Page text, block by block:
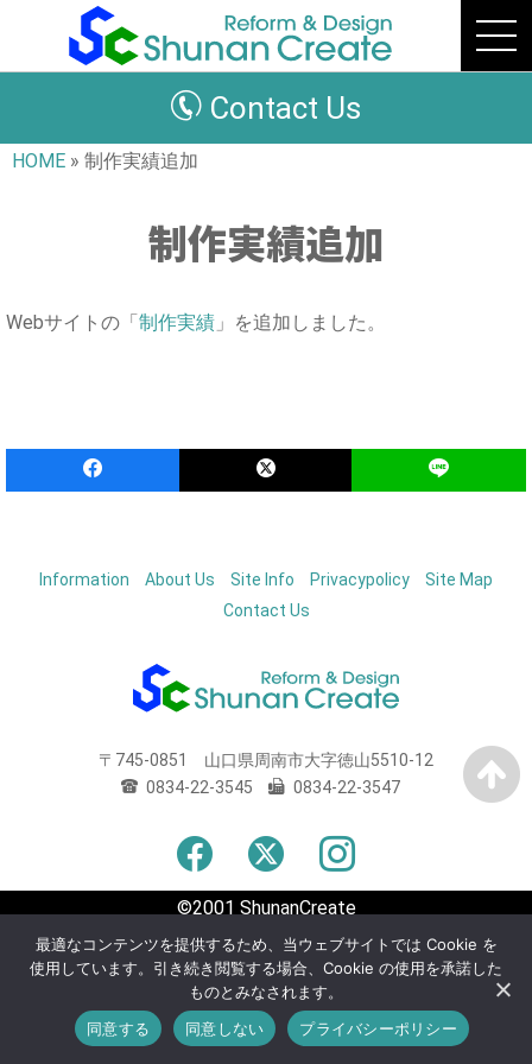
Contact Us
HOME » 制作実績追加
制作実績追加
Webサイトの「制作実績 」を追加しました。
Information About Us Site Info Privacypolicy
Site Map
Contact Us
745-0851 山口県 周南市大字徳山5510-12
0834-22-3545
0834-22-3547
©2001 ShunanCreate
最適なコンテンツを提供するため、当ウェブサイトでは Cookie を
使用しています。引き続き閲覧する場合、Cookie の使用を承諾した
ものとみなされます。
同意する
同意しない プライバシーポリシー